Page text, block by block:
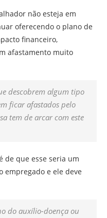
não esteja em
oferecendo o plano de
financeiro,
afastamento muito
descobrem algum tipo
ficar afastados pelo
tem de arcar com este
de que esse seria um
empregado e ele deve
do auxílio-doença ou